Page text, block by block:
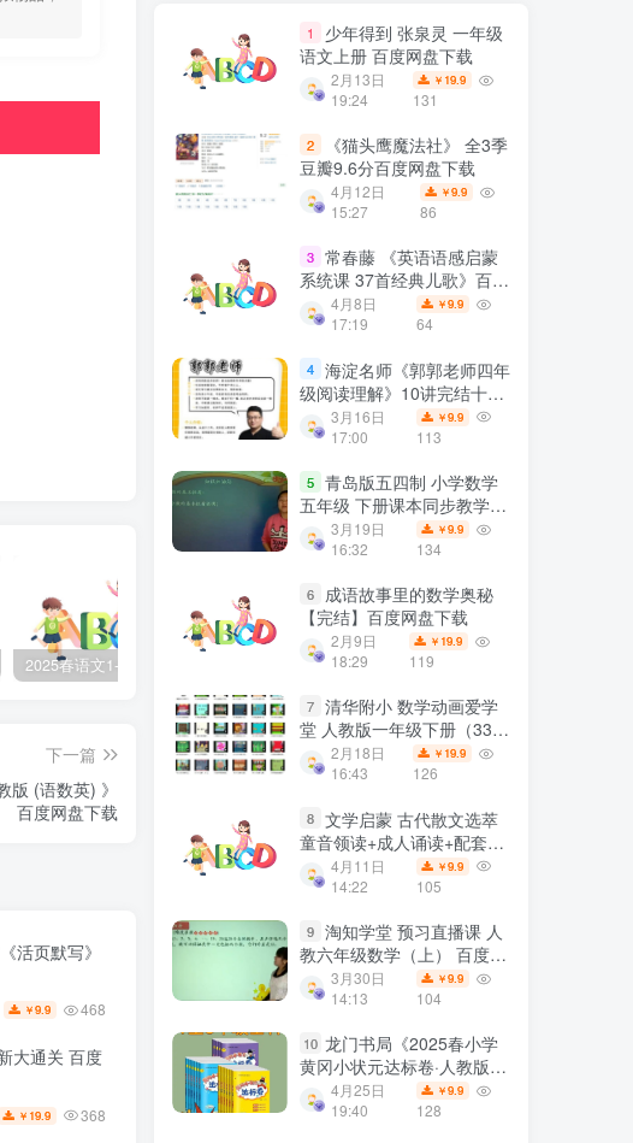
儿童历史启蒙《如果历史是一群喵》10季全124集高清动画视频课程 百度网盘下载
下一篇
版 (语数英) 》
百度网盘下载
活页默写》
￥9.9 468
大通关 百度
￥ 19.9 368
1
少年得到 张泉灵 一年级
语文上册 百度网盘下载
2月13日
19:24
￥ 19.9
131
2
《猫头鹰魔法社》 全3季
豆瓣9.6分百度网盘下载
4月12日
15:27
￥9.9
86
3 常春藤 《英语语感启蒙
系统课 37首经典儿歌》百度
网盘下载
4月8日
17:19
￥9.9
64
4 海淀名师《郭郭老师四年
级阅读理解》10讲完结十周
特训班网课MP4视频课程
+PDF文档百度网盘下载
3月16日
17:00
￥9.9
113
5 青岛版五四制 小学数学
五年级 下册课本同步教学视
频网课(42小讲 完整版) 百度
网盘下载
3月19日
16:32
￥9.9
134
6
成语故事里的数学奥秘
【完结】百度网盘下载
2月9日
18:29
￥ 19.9
119
7 清华附小 数学动画爱学
堂 人教版一年级下册（33课
MP4视频完整版）百度网盘
分享
2月18日
16:43
￥ 19.9
126
8 文学启蒙 古代散文选萃
童音领读+成人诵读+配套书
扫描 百度网盘下载
4月11日
14:22
￥9.9
105
9 淘知学堂 预习直播课 人
教六年级数学（上） 百度网
盘下载3月30日
14:13
￥9.9
104
10 龙门书局《2025春小学
黄冈小状元达标卷·人教版
(语数英) 》百度网盘下载
4月25日
19:40
￥9.9
128